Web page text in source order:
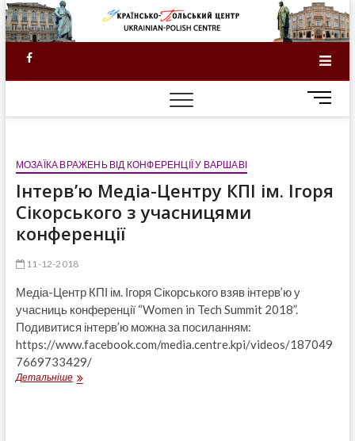
Skip
to
content
Facebook
M
e
t
МОЗАЇКА ВРАЖЕНЬ ВІД КОНФЕРЕНЦІЇ У ВАРШАВІ
Інтерв’ю Медіа-Центру КПІ ім. Ігоря
Сікорського з учасницями
конференції
11-12-2018
Медіа-Центр КПІ ім. Ігоря Сікорського взяв інтерв’ю у
учасниць конференції “Women in Tech Summit 2018”.
Подивитися інтерв’ю можна за посиланням:
https://www.facebook.com/media.centre.kpi/videos/187049
7669733429/
ДетальнішеІнтерв’ю